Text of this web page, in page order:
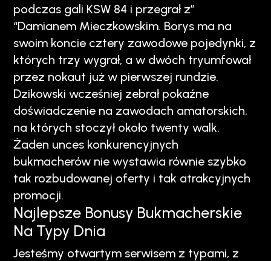
podczas gali KSW 84 i przegrał z”
“Damianem Mieczkowskim. Borys ma na
swoim koncie cztery zawodowe pojedynki, z
których trzy wygrał, a w dwóch tryumfował
przez nokaut już w pierwszej rundzie.
Dzikowski wcześniej zebrał pokaźne
doświadczenie na zawodach amatorskich,
na których stoczył około twenty walk.
Żaden unces konkurencyjnych
bukmacherów nie wystawia równie szybko
tak rozbudowanej oferty i tak atrakcyjnych
promocji.
Najlepsze Bonusy Bukmacherskie
Na Typy Dnia
Jesteśmy otwartym serwisem z typami, z